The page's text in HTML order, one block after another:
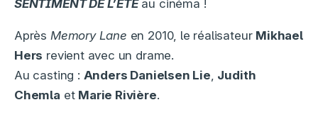
SENTIMENT DE L’ÉTÉau cinéma !
Après Memory Lane en 2010, le réalisateur Mikhael
Hers revient avec un drame.
Au casting : Anders Danielsen Lie Judith
Chemla et Marie Rivière.